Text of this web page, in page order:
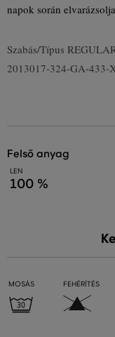
napok során
Szabás/Típus
2013017-324-GA-433-
felső anyag
LEN
100 %
MOSÁS FEHÉRÍTÉS